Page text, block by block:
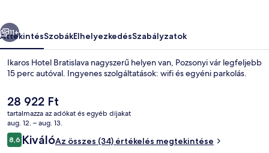
Következő
11+
ÁttekintésSzobákElhelyezkedésSzabályzatok
Ikaros Hotel Bratislava nagyszerű helyen van, Pozsonyi vár legfeljebb
15 perc autóval. Ingyenes szolgáltatások: wifi és egyéni parkolás.
A
jelenlegi
ár
28 922 Ft
28 922 Ft
tartalmazza az adókat és egyéb díjakat
aug. 12. – aug. 13.
Értékelések
8,68,6 ennyiből: 10
KiválóAz összes (34) értékelés megtekintése